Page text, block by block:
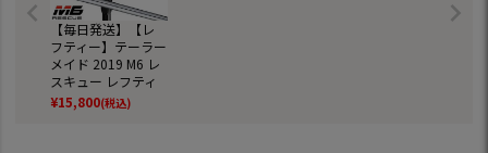
【毎日発送】【レ
フティー】テーラー
メイド 2019 M6 レ
スキュー レフティ
ー 左用 (REAX85 JP
スチール装着) 日本
¥15,800(税込)